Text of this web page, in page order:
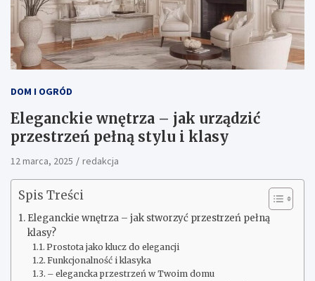
DOM I OGRÓD
Eleganckie wnętrza – jak urządzić
przestrzeń pełną stylu i klasy
12 marca, 2025 redakcja
Spis Treści
Eleganckie wnętrza – jak stworzyć przestrzeń pełną
klasy?
Prostota jako klucz do elegancji
Funkcjonalność i klasyka
– elegancka przestrzeń w Twoim domu